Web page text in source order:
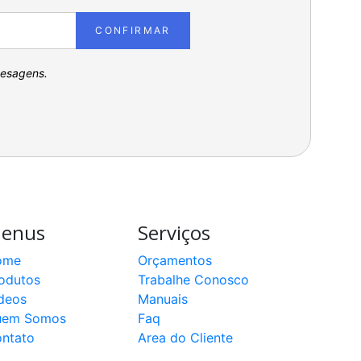
CONFIRMAR
Somos
Serviços
Orçamentos
Trabalhe Conosco
Manuais
Faq
Area do Cliente